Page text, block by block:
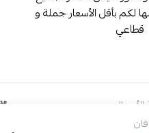
لكم بأقل الأسعار جملة و
قطاعي